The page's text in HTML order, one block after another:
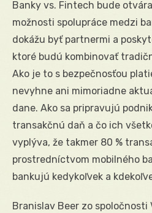
Banky vs. Fintech bude
možnosti spolupráce medzi
dokážu byť partnermi a
ktoré budú kombinovať
Ako je to s bezpečnosťou
nevyhne ani mimoriadne
dane. Ako sa pripravujú
transakčnú daň a čo ich
vyplýva, že takmer 80 %
prostredníctvom mobilného
bankujú kedykoľvek a
Branislav Beer zo spoločnosti